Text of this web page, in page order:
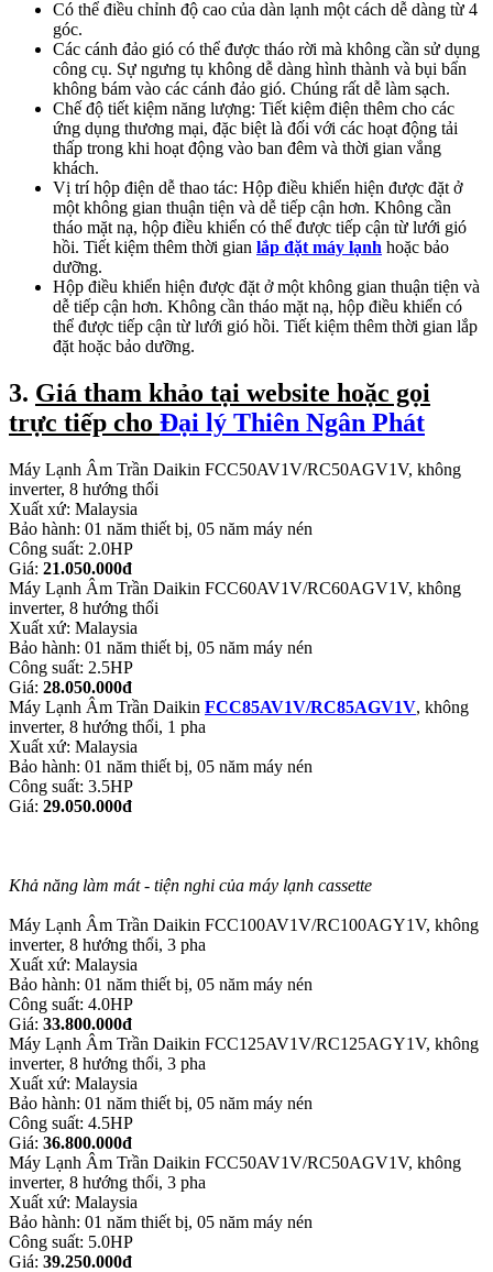
Có thể điều chỉnh độ cao của dàn lạnh một cách dễ dàng từ 4
góc.
Các cánh đảo gió có thể được tháo rời mà không cần sử dụng
công cụ. Sự ngưng tụ không dễ dàng hình thành và bụi bẩn
không bám vào các cánh đảo gió. Chúng rất dễ làm sạch.
Chế độ tiết kiệm năng lượng: Tiết kiệm điện thêm cho các
ứng dụng thương mại, đặc biệt là đối với các hoạt động tải
thấp trong khi hoạt động vào ban đêm và thời gian vắng
khách.
Vị trí hộp điện dễ thao tác: Hộp điều khiển hiện được đặt ở
một không gian thuận tiện và dễ tiếp cận hơn. Không cần
tháo mặt nạ, hộp điều khiển có thể được tiếp cận từ lưới gió
hồi. Tiết kiệm thêm thời gian lắp đặt máy lạnh hoặc bảo
dưỡng.
Hộp điều khiển hiện được đặt ở một không gian thuận tiện và
dễ tiếp cận hơn. Không cần tháo mặt nạ, hộp điều khiển có
thể được tiếp cận từ lưới gió hồi. Tiết kiệm thêm thời gian lắp
đặt hoặc bảo dưỡng.
3. Giá tham khảo tại website hoặc gọi
trực tiếp cho Đại lý Thiên Ngân Phát
Máy Lạnh Âm Trần Daikin FCC50AV1V/RC50AGV1V, không
inverter, 8 hướng thổi
Xuất xứ: Malaysia
Bảo hành: 01 năm thiết bị, 05 năm máy nén
Công suất: 2.0HP
Giá: 21.050.000đ
Máy Lạnh Âm Trần Daikin FCC60AV1V/RC60AGV1V, không
inverter, 8 hướng thổi
Xuất xứ: Malaysia
Bảo hành: 01 năm thiết bị, 05 năm máy nén
Công suất: 2.5HP
Giá: 28.050.000đ
Máy Lạnh Âm Trần Daikin FCC85AV1V/RC85AGV1V, không
inverter, 8 hướng thổi, 1 pha
Xuất xứ: Malaysia
Bảo hành: 01 năm thiết bị, 05 năm máy nén
Công suất: 3.5HP
Giá: 29.050.000đ
Khả năng làm mát - tiện nghi của máy lạnh cassette
Máy Lạnh Âm Trần Daikin FCC100AV1V/RC100AGY1V, không
inverter, 8 hướng thổi, 3 pha
Xuất xứ: Malaysia
Bảo hành: 01 năm thiết bị, 05 năm máy nén
Công suất: 4.0HP
Giá: 33.800.000đ
Máy Lạnh Âm Trần Daikin FCC125AV1V/RC125AGY1V, không
inverter, 8 hướng thổi, 3 pha
Xuất xứ: Malaysia
Bảo hành: 01 năm thiết bị, 05 năm máy nén
Công suất: 4.5HP
Giá: 36.800.000đ
Máy Lạnh Âm Trần Daikin FCC50AV1V/RC50AGV1V, không
inverter, 8 hướng thổi, 3 pha
Xuất xứ: Malaysia
Bảo hành: 01 năm thiết bị, 05 năm máy nén
Công suất: 5.0HP
Giá: 39.250.000đ